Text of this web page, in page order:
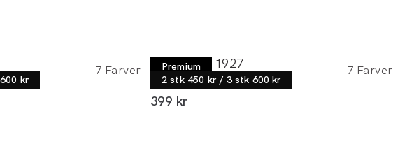
kr
7 Farver
Premium
2 stk 450 kr / 3 stk 600 kr
Lindbergh 1927
T-shirt | Relaxed fit
7 Farver
I alt (inkl. rabat)
399 kr